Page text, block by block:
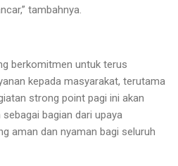
tambahnya.
berkomitmen untuk terus
kepada masyarakat, terutama
strong point pagi ini akan
bagian dari upaya
aman dan nyaman bagi seluruh